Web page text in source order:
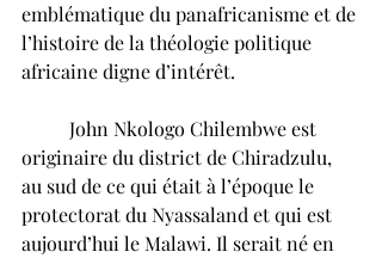
emblématique du panafricanisme et de
l’histoire de la théologie politique
africaine digne d’intérêt.
originaire du district de Chiradzulu,
au sud de ce qui était à l’époque le
protectorat du Nyassaland et qui est
aujourd’hui le Malawi. Il serait né en